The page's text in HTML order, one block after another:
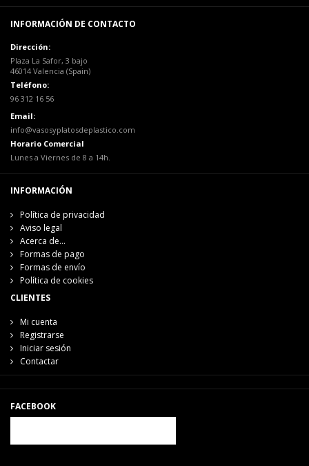
INFORMACIÓN DE CONTACTO
Dirección:
Plaza La Safor, 3 bajo
46014 Valencia (Spain)
Teléfono:
96 312 16 56
Email:
info@vasosyplatosdeplastico.com
Horario Comercial
Lunes a Viernes de 8 a 14h.
INFORMACIÓN
Política de privacidad
Aviso legal
Acerca de...
Formas de pago
Formas de envío
Política de cookies
CLIENTES
Mi cuenta
Registrarse
Iniciar sesión
Contactar
FACEBOOK